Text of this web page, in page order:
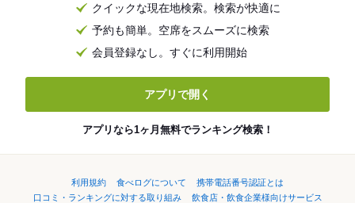
クイックな現在地検索。検索が快適に
予約も簡単。空席をスムーズに検索
会員登録なし。すぐに利用開始
アプリで開く
アプリなら1ヶ月無料でランキング検索！
利用規約 食べログについて
携帯電話番号認証とは
口コミ・ランキングに対する取り組み
飲食店・飲食企業様向けサービス